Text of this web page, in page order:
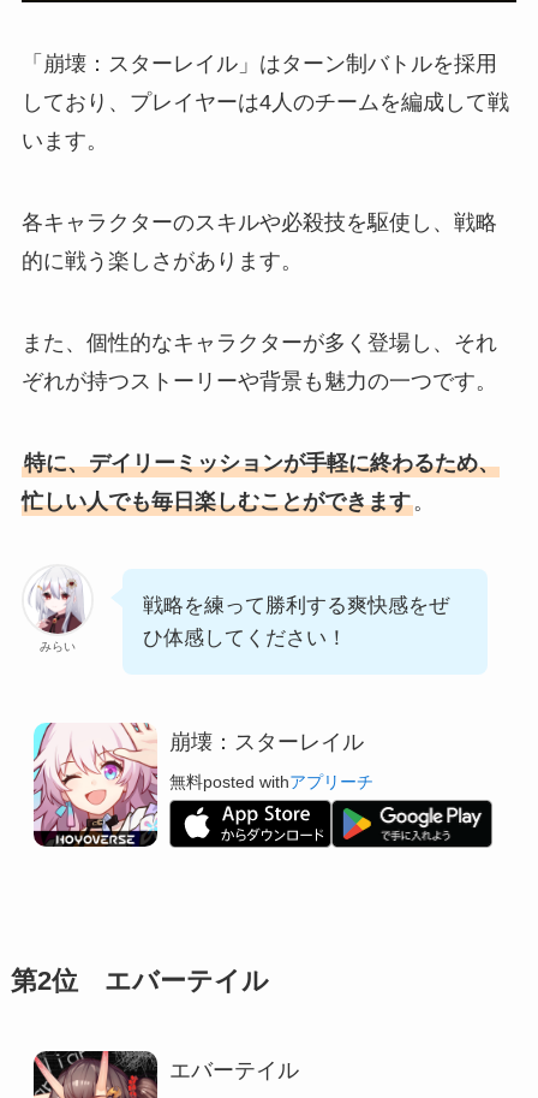
「崩壊：スターレイル」はターン制バトルを採用
しており、プレイヤーは4人のチームを編成して戦
います。
各キャラクターのスキルや必殺技を駆使し、戦略
的に戦う楽しさがあります。
また、個性的なキャラクターが多く登場し、それ
ぞれが持つストーリーや背景も魅力の一つです。
特に、デイリーミッションが手軽に終わるため、
忙しい人でも毎日楽しむことができます。
みらい
戦略を練って勝利する爽快感をぜ
ひ体感してください！
崩壊：スターレイル
無料posted withアプリーチ
第2位 エバーテイル
エバーテイル